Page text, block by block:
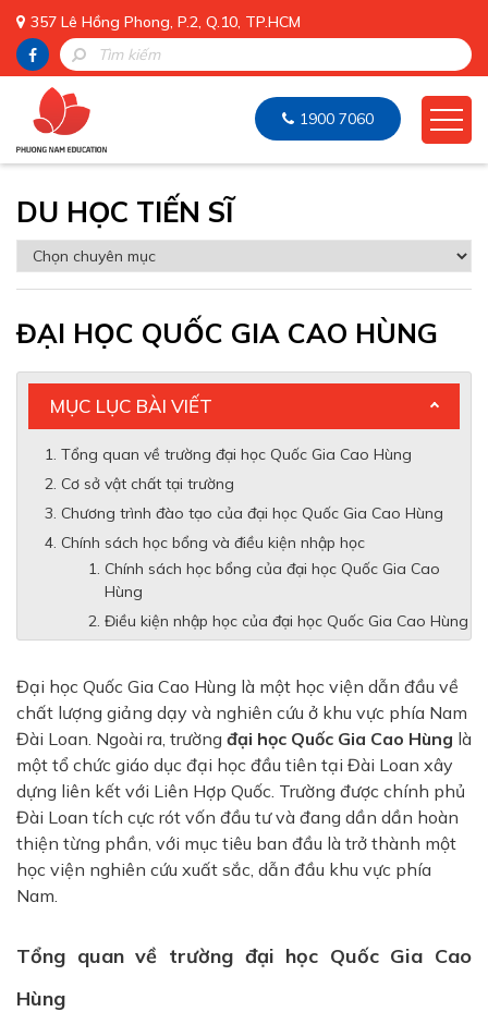
357 Lê Hồng Phong, P.2, Q.10, TP.HCM
1900 7060
DU HỌC TIẾN SĨ
ĐẠI HỌC QUỐC GIA CAO HÙNG
MỤC LỤC BÀI VIẾT
Tổng quan về trường đại học Quốc Gia Cao Hùng
Cơ sở vật chất tại trường
Chương trình đào tạo của đại học Quốc Gia Cao Hùng
Chính sách học bổng và điều kiện nhập học
Chính sách học bổng của đại học Quốc Gia Cao
Hùng
Điều kiện nhập học của đại học Quốc Gia Cao Hùng
Đại học Quốc Gia Cao Hùng là một học viện dẫn đầu về
chất lượng giảng dạy và nghiên cứu ở khu vực phía Nam
Đài Loan. Ngoài ra, trường đại học Quốc Gia Cao Hùng là
một tổ chức giáo dục đại học đầu tiên tại Đài Loan xây
dựng liên kết với Liên Hợp Quốc. Trường được chính phủ
Đài Loan tích cực rót vốn đầu tư và đang dần dần hoàn
thiện từng phần, với mục tiêu ban đầu là trở thành một
học viện nghiên cứu xuất sắc, dẫn đầu khu vực phía
Nam.
Tổng quan về trường đại học Quốc Gia Cao
Hùng